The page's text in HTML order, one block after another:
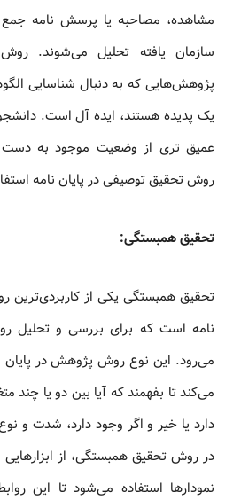
مشاهده، مصاحبه یا پرسش‌ نامه
سازمان‌ یافته تحلیل می‌شوند.
پژوهش‌هایی که به دنبال شناسایی
یک پدیده هستند، ایده‌ آل است.
عمیق‌ تری از وضعیت موجود به‌ دست
روش تحقیق توصیفی در پایان‌ نامه
تحقیق همبستگی:
تحقیق همبستگی یکی از کاربردی‌ترین
نامه است که برای بررسی و تحلیل
می‌رود. این نوع روش پژوهش در پایان‌
می‌کند تا بفهمند که آیا بین دو یا چند
دارد یا خیر و اگر وجود دارد، شدت و
در روش تحقیق همبستگی، از ابزارهایی
نمودارها استفاده می‌شود تا این